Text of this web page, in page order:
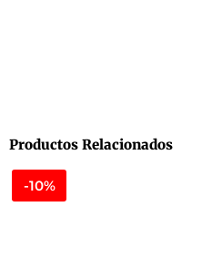
Productos Relacionados
-10%